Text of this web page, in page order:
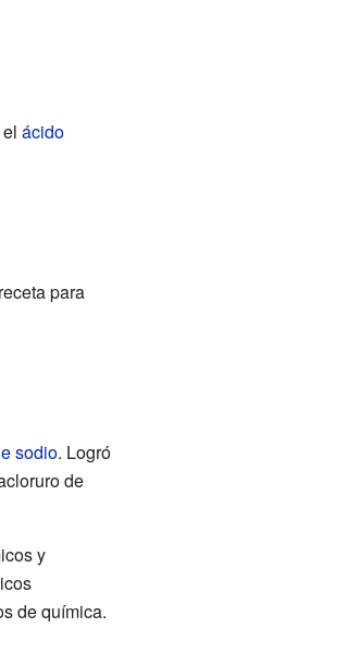
ácido
para
sodio. Logró
de
y
de química.